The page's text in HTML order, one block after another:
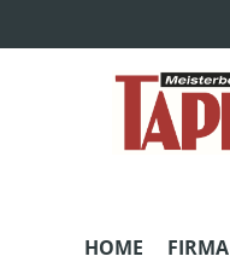
HOME FIRMA